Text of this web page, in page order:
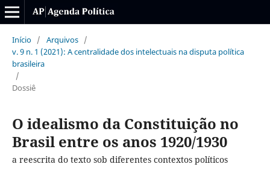
Início / Arquivos /
v. 9 n. 1 (2021): A centralidade dos intelectuais na disputa política
brasileira
/
Dossiê
O idealismo da Constituição no
Brasil entre os anos 1920/1930
a reescrita do texto sob diferentes contextos políticos